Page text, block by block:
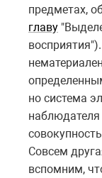
предметах,
главу
но система
наблюдателя
Совсем
вспомним,